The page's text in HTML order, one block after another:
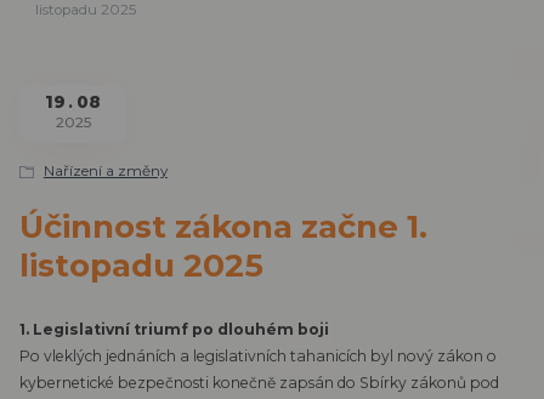
listopadu 2025
19 08
2025
Nařízení a změny
Účinnost zákona začne 1.
listopadu 2025
1. Legislativní triumf po dlouhém boji
Po vleklých jednáních a legislativních tahanicích byl nový zákon o
kybernetické bezpečnosti konečně zapsán do Sbírky zákonů pod